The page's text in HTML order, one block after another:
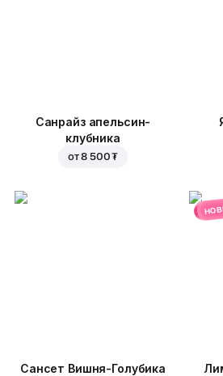
Санрайз апельсин-
клубника
от8 500 ₮
Сансет Вишня-Голубика